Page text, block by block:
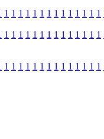
1 1 1 1 1 1 1 1 1 1 1 1 1 1
1 1 1 1 1 1 1 1 1 1 1 1 1 1
1 1 1 1 1 1 1 1 1 1 1 1 1 1